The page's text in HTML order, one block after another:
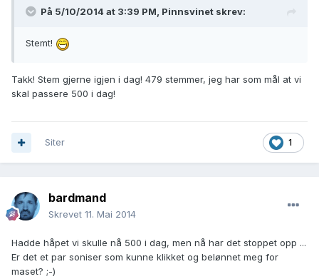
På 5/10/2014 at 3:39 PM, Pinnsvinet skrev:
Stemt!
Takk! Stem gjerne igjen i dag! 479 stemmer, jeg har som mål at vi
skal passere 500 i dag!
1
Siter
bardmand
Skrevet 11. Mai 2014
Hadde håpet vi skulle nå 500 i dag, men nå har det stoppet opp ...
Er det et par soniser som kunne klikket og belønnet meg for
maset? ;-)